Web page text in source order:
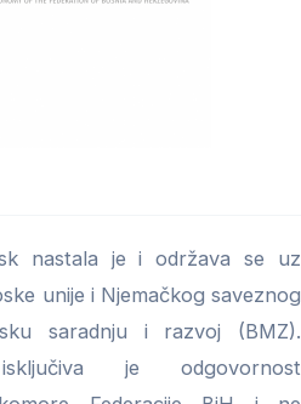
nastala je i održava se uz
unije i Njemačkog saveznog
saradnju i razvoj (BMZ).
je odgovornost